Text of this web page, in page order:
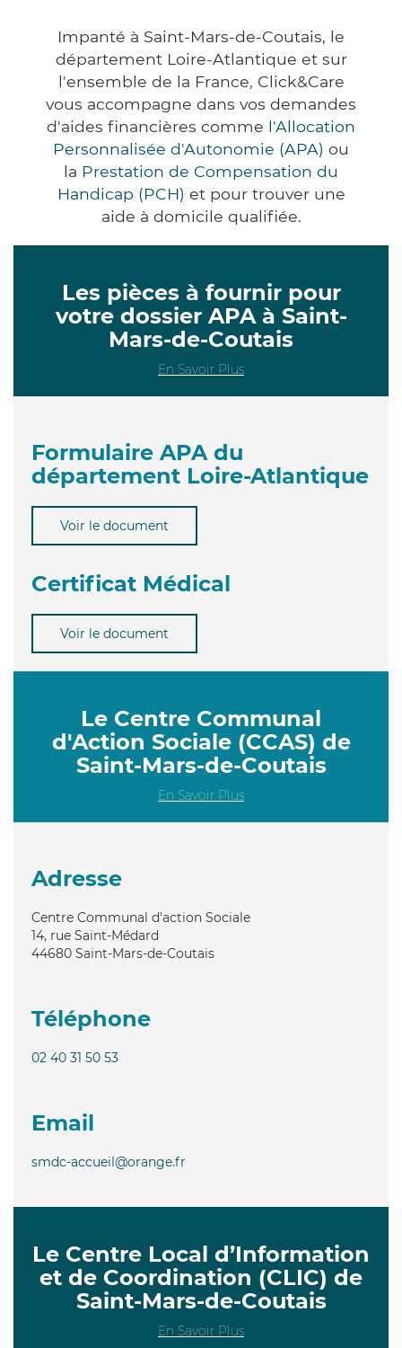
Impanté à Saint-Mars-de-Coutais, le
département Loire-Atlantique et sur
l'ensemble de la France, Click&Care
vous accompagne dans vos demandes
d'aides financières comme l'Allocation
Personnalisée d'Autonomie (APA) ou
la Prestation de Compensation du
Handicap (PCH) et pour trouver une
aide à domicile qualifiée.
Les pièces à fournir pour
votre dossier APA à Saint-
Mars-de-Coutais
En Savoir Plus
Formulaire APA du
département Loire-Atlantique
Voir le document
Certificat Médical
Voir le document
Le Centre Communal
d'Action Sociale (CCAS) de
Saint-Mars-de-Coutais
En Savoir Plus
Adresse
Centre Communal d'action Sociale
14, rue Saint-Médard
44680 Saint-Mars-de-Coutais
Téléphone
02 40 31 50 53
Email
smdc-accueil@orange.fr
Le Centre Local d’Information
et de Coordination (CLIC) de
Saint-Mars-de-Coutais
En Savoir Plus